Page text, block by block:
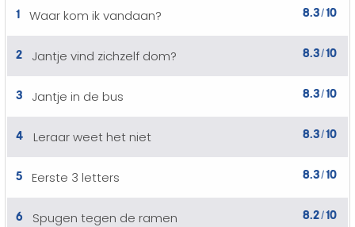
1 Waar kom ik vandaan? 8.3/10
2 Jantje vind zichzelf dom? 8.3/10
3 Jantje in de bus 8.3/10
4 Leraar weet het niet 8.3/10
5 Eerste 3 letters 8.3/10
6 Spugen tegen de ramen 8.2/10